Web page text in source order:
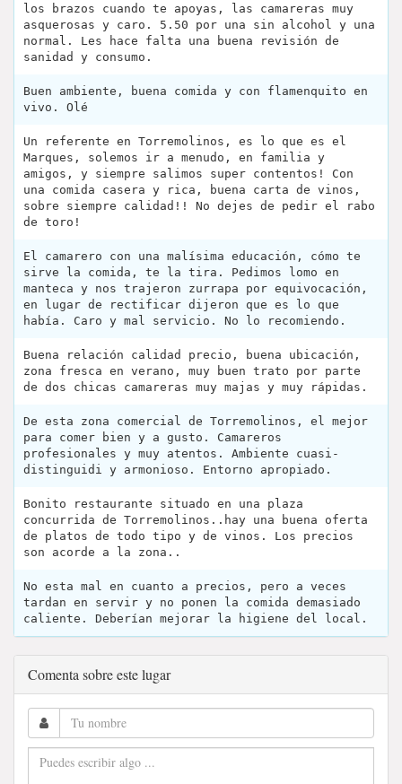
los brazos cuando te apoyas, las camareras muy
asquerosas y caro. 5.50 por una sin alcohol y una
normal. Les hace falta una buena revisión de
sanidad y consumo.
Buen ambiente, buena comida y con flamenquito en
vivo. Olé
Un referente en Torremolinos, es lo que es el
Marques, solemos ir a menudo, en familia y
amigos, y siempre salimos super contentos! Con
una comida casera y rica, buena carta de vinos,
sobre siempre calidad!! No dejes de pedir el rabo
de toro!
El camarero con una malísima educación, cómo te
sirve la comida, te la tira. Pedimos lomo en
manteca y nos trajeron zurrapa por equivocación,
en lugar de rectificar dijeron que es lo que
había. Caro y mal servicio. No lo recomiendo.
Buena relación calidad precio, buena ubicación,
zona fresca en verano, muy buen trato por parte
de dos chicas camareras muy majas y muy rápidas.
De esta zona comercial de Torremolinos, el mejor
para comer bien y a gusto. Camareros
profesionales y muy atentos. Ambiente cuasi-
distinguidi y armonioso. Entorno apropiado.
Bonito restaurante situado en una plaza
concurrida de Torremolinos..hay una buena oferta
de platos de todo tipo y de vinos. Los precios
son acorde a la zona..
No esta mal en cuanto a precios, pero a veces
tardan en servir y no ponen la comida demasiado
caliente. Deberían mejorar la higiene del local.
Comenta sobre este lugar